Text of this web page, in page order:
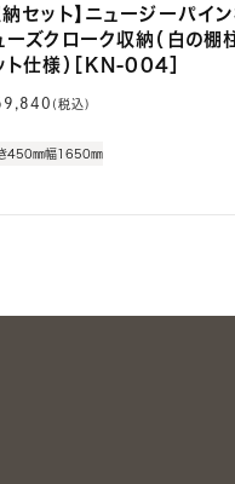
納セット】ニュージーパイ
ーズクローク収納（白の棚
ト仕様）［KN-004］
(税込)
450㎜幅1650㎜